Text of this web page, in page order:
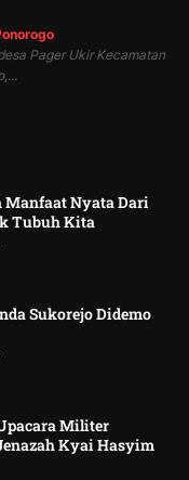
Pager Ukir Kecamatan
Nyata Dari
Tubuh Kita
Sukorejo Didemo
Militer
Kyai Hasyim